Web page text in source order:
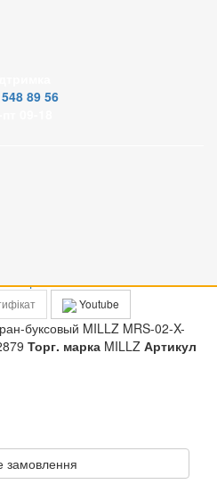
89 56
зображення
Youtube
буксовый MILLZ MRS-02-X-
Торг. марка MILLZ Артикул
замовлення